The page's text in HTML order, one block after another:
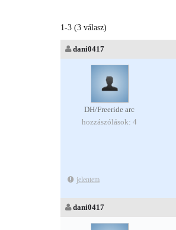
1-3 (3 válasz)
dani0417
DH/Freeride arc
hozzászólások: 4
jelentem
dani0417